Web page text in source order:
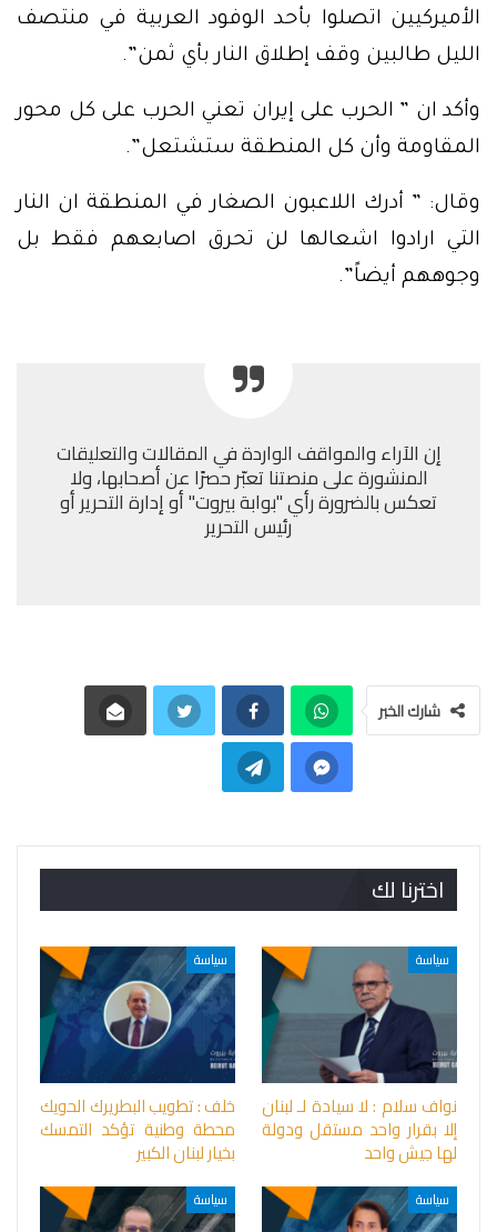
الأميركيين اتصلوا بأحد الوفود العربية في منتصف
الليل طالبين وقف إطلاق النار بأي ثمن”.
وأكد ان ” الحرب على إيران تعني الحرب على كل محور
المقاومة وأن كل المنطقة ستشتعل”.
وقال: ” أدرك اللاعبون الصغار في المنطقة ان النار
التي ارادوا اشعالها لن تحرق اصابعهم فقط بل
وجوههم أيضاً”.
إن الآراء والمواقف الواردة في المقالات والتعليقات
المنشورة على منصتنا تعبّر حصرًا عن أصحابها، ولا
تعكس بالضرورة رأي "بوابة بيروت" أو إدارة التحرير أو
رئيس التحرير
شارك الخبر
اخترنا لك
سياسة
نواف سلام : لا سيادة لـ لبنان
إلا بقرار واحد مستقل ودولة
لها جيش واحد
سياسة
خلف : تطويب البطريرك الحويك
محطة وطنية تؤكد التمسك
بخيار لبنان الكبير
سياسة سياسة